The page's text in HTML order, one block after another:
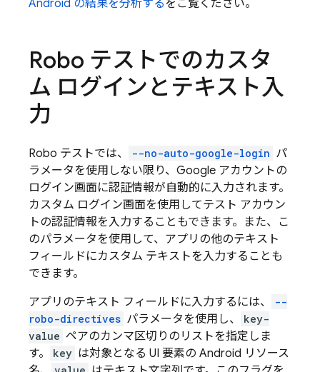
Android の結果を分析するをご覧ください。
Robo テストでのカスタ
ム ログインとテキスト入
力
Robo テストでは、 --no-auto-google-login パ
ラメータを使用しない限り、Google アカウントの
ログイン画面に認証情報が自動的に入力されます。
カスタム ログイン画面を使用してテスト アカウン
トの認証情報を入力することもできます。また、こ
のパラメータを使用して、アプリの他のテキスト
フィールドにカスタム テキストを入力することも
できます。
アプリのテキスト フィールドに入力するには、
--
robo-directives パラメータを使用し、
key-
value ペアのカンマ区切りのリストを指定しま
す。
key は対象となる UI 要素の Android リソース